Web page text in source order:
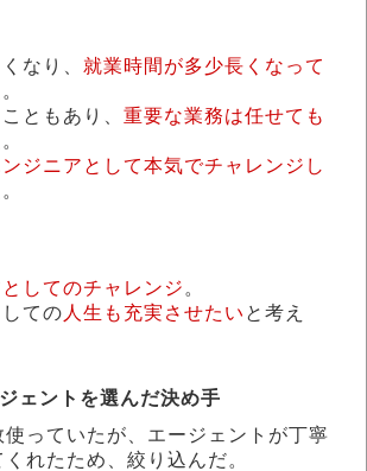
なり、 就業時間が多少長くなって
。
ともあり、 重要な業務は任せても
。
ジニアとして本気でチャレンジし
してのチャレンジ 。
しての 人生も充実させたい と考え
ェントを選んだ決め手
使っていたが、エージェントが丁寧
れたため、絞り込んだ。